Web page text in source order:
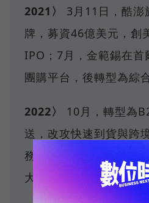
2021〉
3月11日，酷澎
牌，募資46億美元，創
IPO；7月，金範錫在首
團購平台，後轉型為綜
2022〉
10月，轉型為
送，改攻快速到貨與跨
務；下半年，首座物流
大園，作為台灣營運的